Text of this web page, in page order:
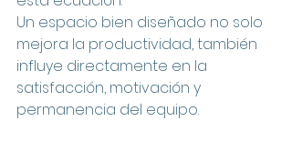
Un espacio bien diseñado no solo
mejora la productividad, también
influye directamente en la
satisfacción, motivación y
permanencia del equipo.